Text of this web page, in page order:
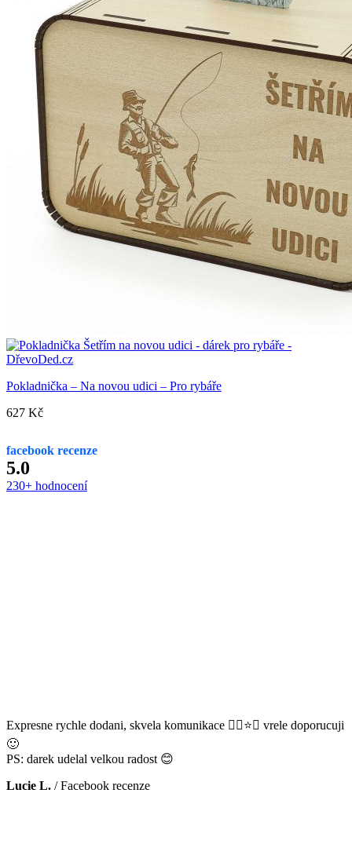
Pokladnička – Na novou udici – Pro rybáře
627 Kč
facebook recenze
5.0
230+ hodnocení
Expresne rychle dodani, skvela komunikace 👌🏻⭐️😊 vrele doporucuji
🙂
PS: darek udelal velkou radost 😊
Lucie L. /Facebook recenze